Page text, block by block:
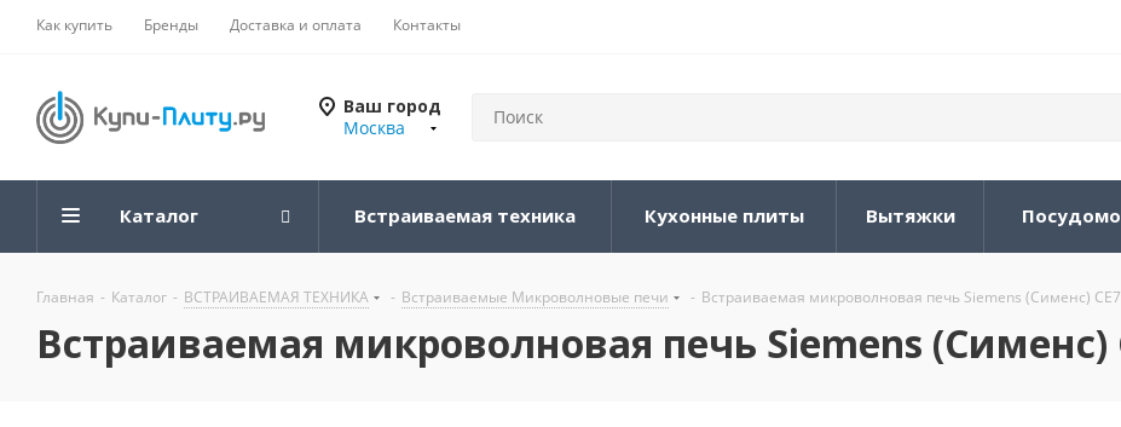
Как купить Бренды Доставка и оплата Контакты
Ваш город
Москва
Каталог Встраиваемая техника Кухонные плиты Вытяжки
Главная - Каталог - ВСТРАИВАЕМАЯ ТЕХНИКА - Встраиваемые Микроволновые печи - Встраиваемая микроволновая печь Siemens (Сименс)
Встраиваемая микроволновая печь Siemens (Сименс)